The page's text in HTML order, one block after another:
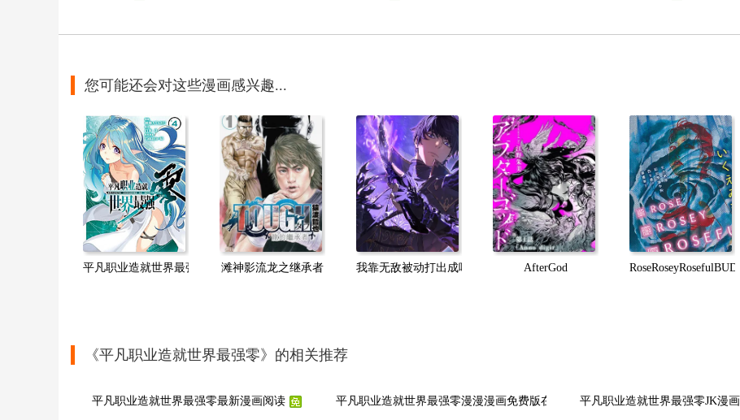
您可能还会对这些漫画感兴趣...
平凡职业造就世界最强零 滩神影流龙之继承者 我靠无敌被动打出成吨伤害！ AfterGod RoseRoseyRosefulBUD
《平凡职业造就世界最强零》的相关推荐
平凡职业造就世界最强零最新漫画阅读 平凡职业造就世界最强零漫漫漫画免费版在线阅读平凡职业造就世界最强零JK漫画